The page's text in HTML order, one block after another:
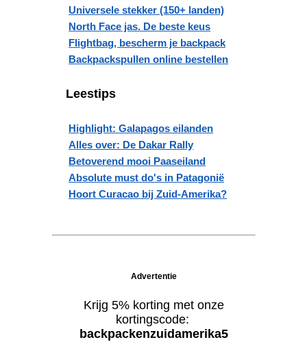
Universele stekker (150+ landen)
North Face jas. De beste keus
Flightbag, bescherm je backpack
Backpackspullen online bestellen
Leestips
Highlight: Galapagos eilanden
Alles over: De Dakar Rally
Betoverend mooi Paaseiland
Absolute must do's in Patagonië
Hoort Curacao bij Zuid-Amerika?
Advertentie
Krijg 5% korting met onze
kortingscode:
backpackenzuidamerika5